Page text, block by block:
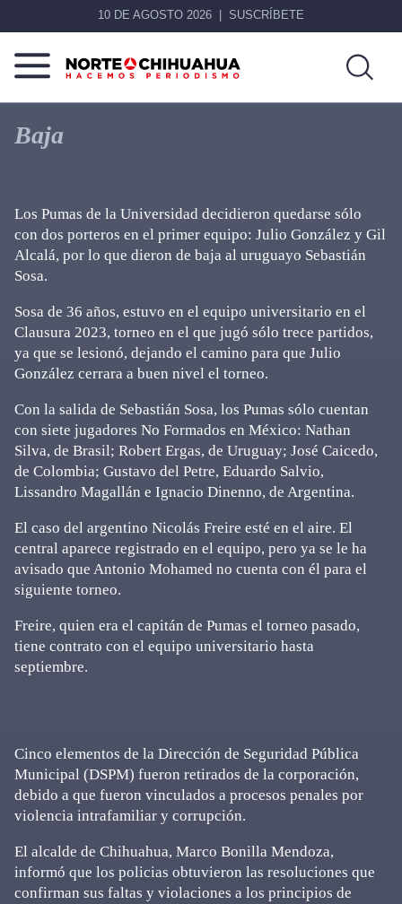
10 DE AGOSTO 2026 SUSCRÍBETE
Norte
Más
Baja
Los Pumas de la Universidad decidieron quedarse sólo
con dos porteros en el primer equipo: Julio González y Gil
Alcalá, por lo que dieron de baja al uruguayo Sebastián
Sosa.
Sosa de 36 años, estuvo en el equipo universitario en el
Clausura 2023, torneo en el que jugó sólo trece partidos,
ya que se lesionó, dejando el camino para que Julio
González cerrara a buen nivel el torneo.
Con la salida de Sebastián Sosa, los Pumas sólo cuentan
con siete jugadores No Formados en México: Nathan
Silva, de Brasil; Robert Ergas, de Uruguay; José Caicedo,
de Colombia; Gustavo del Petre, Eduardo Salvio,
Lissandro Magallán e Ignacio Dinenno, de Argentina.
El caso del argentino Nicolás Freire esté en el aire. El
central aparece registrado en el equipo, pero ya se le ha
avisado que Antonio Mohamed no cuenta con él para el
siguiente torneo.
Freire, quien era el capitán de Pumas el torneo pasado,
tiene contrato con el equipo universitario hasta
septiembre.
Cinco elementos de la Dirección de Seguridad Pública
Municipal (DSPM) fueron retirados de la corporación,
debido a que fueron vinculados a procesos penales por
violencia intrafamiliar y corrupción.
El alcalde de Chihuahua, Marco Bonilla Mendoza,
informó que los policias obtuvieron las resoluciones que
confirman sus faltas y violaciones a los principios de